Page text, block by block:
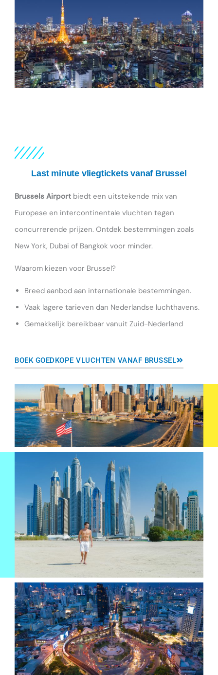
Last minute vliegtickets vanaf Brussel
Brussels Airport biedt een uitstekende mix van
Europese en intercontinentale vluchten tegen
concurrerende prijzen. Ontdek bestemmingen zoals
New York, Dubai of Bangkok voor minder.
Waarom kiezen voor Brussel?
Breed aanbod aan internationale bestemmingen.
Vaak lagere tarieven dan Nederlandse luchthavens.
Gemakkelijk bereikbaar vanuit Zuid-Nederland
BOEK GOEDKOPE VLUCHTEN VANAF BRUSSEL